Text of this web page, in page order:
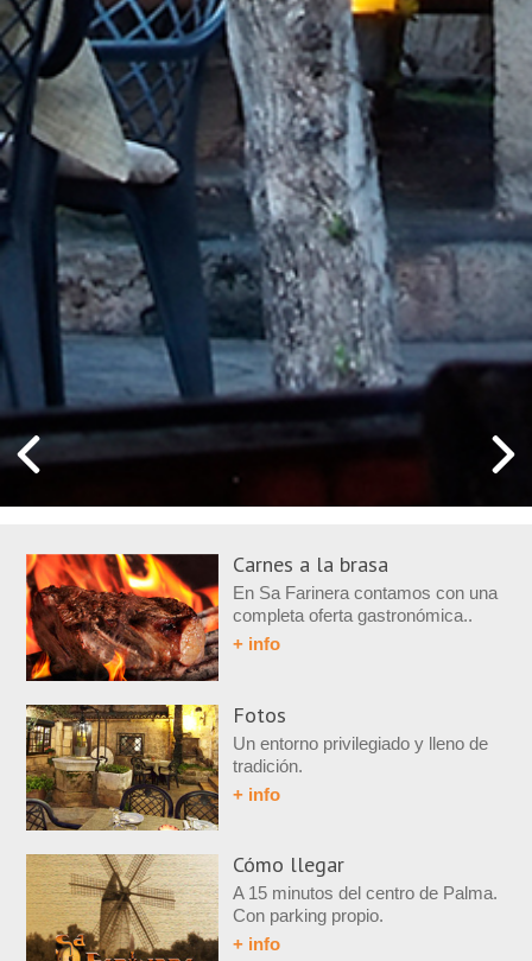
Carnes a la brasa
En Sa Farinera contamos con una
completa oferta gastronómica..
+ info
Fotos
Un entorno privilegiado y lleno de
tradición.
+ info
Cómo llegar
A 15 minutos del centro de Palma.
Con parking propio.
+ info